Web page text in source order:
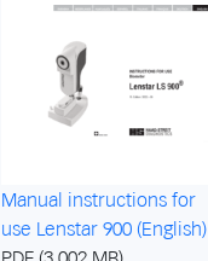
Manual instructions for
use Lenstar 900 (English)